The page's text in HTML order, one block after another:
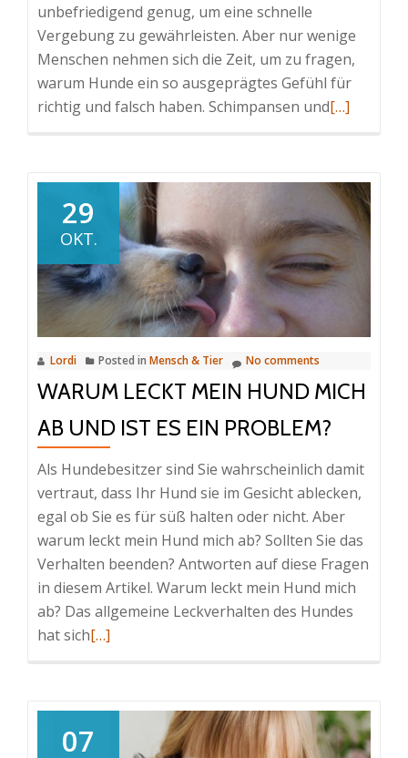
unbefriedigend genug, um eine schnelle
Vergebung zu gewährleisten. Aber nur wenige
Menschen nehmen sich die Zeit, um zu fragen,
warum Hunde ein so ausgeprägtes Gefühl für
richtig und falsch haben. Schimpansen undRead
befolgen
beim
die
goldenen
der
[…]
29
OKT.
Lordi Posted in Mensch & Tier No comments
WARUM LECKT MEIN HUND MICH
AB UND IST ES EIN PROBLEM?
Als Hundebesitzer sind Sie wahrscheinlich damit
vertraut, dass Ihr Hund sie im Gesicht ablecken,
egal ob Sie es für süß halten oder nicht. Aber
warum leckt mein Hund mich ab? Sollten Sie das
Verhalten beenden? Antworten auf diese Fragen
in diesem Artikel. Warum leckt mein Hund mich
ab? Das allgemeine Leckverhalten des Hundes
hat sichRead
leckt
[…]
07